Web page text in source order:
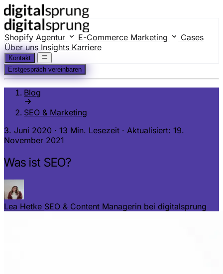
Shopify Agentur E-Commerce Marketing
Cases
Über uns Insights Karriere
Kontakt
Erstgespräch vereinbaren
Blog
SEO & Marketing
3. Juni 2020 · 13 Min. Lesezeit · Aktualisiert: 19.
November 2021
Was ist SEO?
Lea Hetke SEO & Content Managerin bei digitalsprung